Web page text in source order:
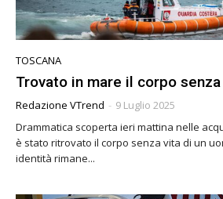
TOSCANA
Trovato in mare il corpo
Redazione VTrend - 9 Luglio 2025
Drammatica scoperta ieri mattina nelle
è stato ritrovato il corpo senza vita di un
identità rimane...